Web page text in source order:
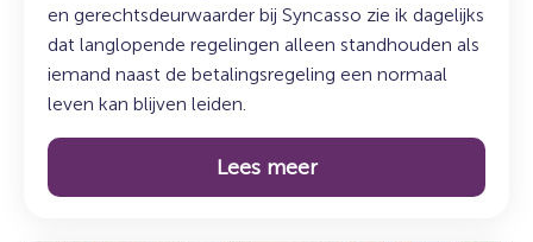
en gerechtsdeurwaarder bij Syncasso zie ik dagelijks
dat langlopende regelingen alleen standhouden als
iemand naast de betalingsregeling een normaal
leven kan blijven leiden.
Lees meer